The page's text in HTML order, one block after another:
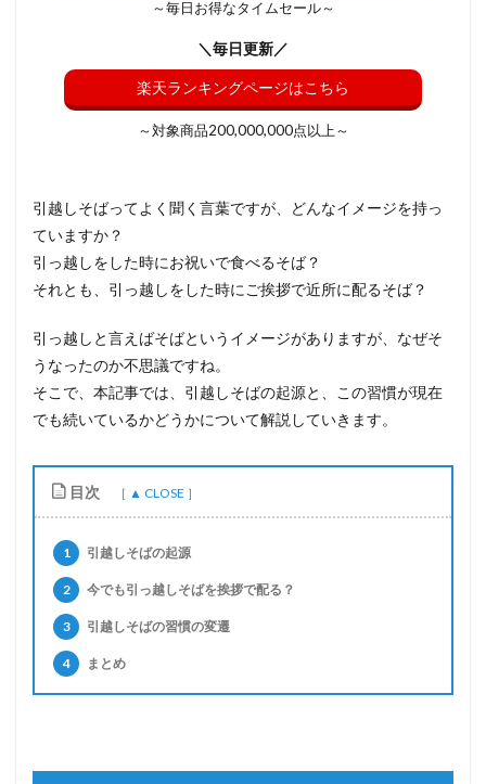
～毎日お得なタイムセール～
＼毎日更新／
楽天ランキングページはこちら
～対象商品200,000,000点以上～
引越しそばってよく聞く言葉ですが、どんなイメージを持っ
ていますか？
引っ越しをした時にお祝いで食べるそば？
それとも、引っ越しをした時にご挨拶で近所に配るそば？
引っ越しと言えばそばというイメージがありますが、なぜそ
うなったのか不思議ですね。
そこで、本記事では、引越しそばの起源と、この習慣が現在
でも続いているかどうかについて解説していきます。
目次
1 引越しそばの起源
2 今でも引っ越しそばを挨拶で配る？
3 引越しそばの習慣の変遷
4 まとめ